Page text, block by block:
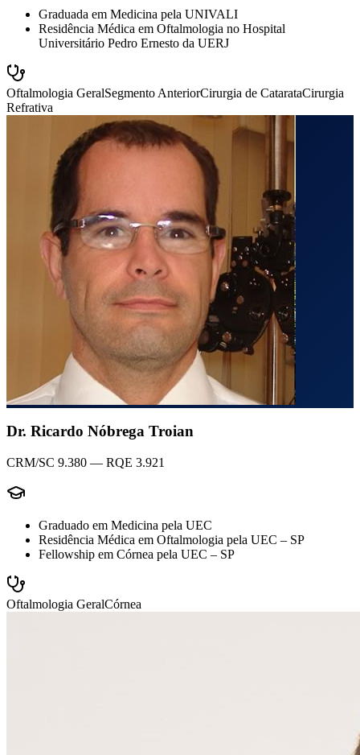
Graduada em Medicina pela UNIVALI
Residência Médica em Oftalmologia no Hospital
Universitário Pedro Ernesto da UERJ
Oftalmologia GeralSegmento AnteriorCirurgia de CatarataCirurgia
Refrativa
Dr. Ricardo Nóbrega Troian
CRM/SC 9.380 — RQE 3.921
Graduado em Medicina pela UEC
Residência Médica em Oftalmologia pela UEC – SP
Fellowship em Córnea pela UEC – SP
Oftalmologia GeralCórnea